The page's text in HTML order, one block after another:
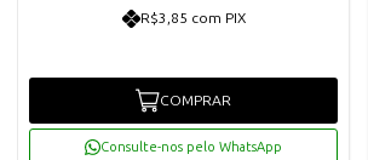
R$3,85 com PIX
COMPRAR
Consulte-nos pelo WhatsApp